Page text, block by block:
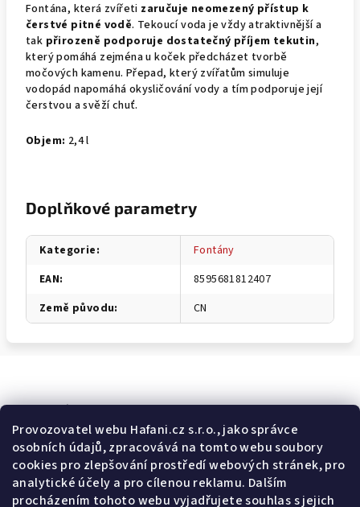
Provozovatel webu Hafani.cz s.r.o., jako správce
osobních údajů, zpracovává na tomto webu soubory
cookies pro zlepšování prostředí webových stránek, pro
analytické účely a pro cílenou reklamu. Dalším
procházením tohoto webu vyjadřujete souhlas s jejich
Fontána, která zvířeti zaručuje neomezený přístup k
čerstvé pitné vodě. Tekoucí voda je vždy atraktivnější a
tak přirozeně podporuje dostatečný příjem tekutin,
který pomáhá zejména u koček předcházet tvorbě
močových kamenu. Přepad, který zvířatům simuluje
vodopád napomáhá okysličování vody a tím podporuje její
čerstvou a svěží chuť.
Objem: 2,4 l
Doplňkové parametry
Kategorie:
Fontány
EAN:
8595681812407
Země původu: CN
Odebírat newsletter
E-mail
Potvrzuji souhlas svšeobecnými obchodními podmínkami a